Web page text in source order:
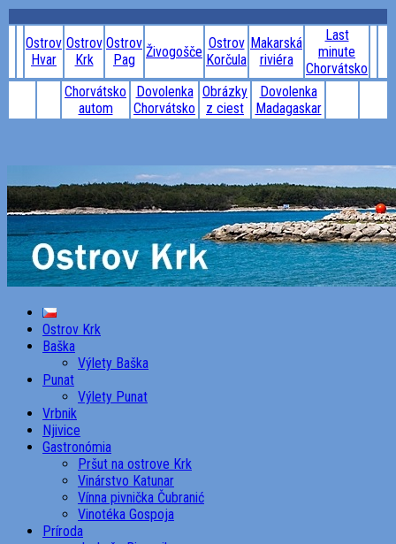
Ostrov
Hvar
Ostrov
Krk
Ostrov
Pag
Živogošče
Ostrov
Korčula
Makarská
riviéra
Last
minute
Chorvátsko
Chorvátsko
autom
Dovolenka
Chorvátsko
Obrázky
z ciest
Dovolenka
Madagaskar
Ostrov Krk
Baška
Výlety Baška
Punat
Výlety Punat
Vrbnik
Njivice
Gastronómia
Pršut na ostrove Krk
Vinárstvo Katunar
Vínna pivnička Čubranić
Vinotéka Gospoja
Príroda